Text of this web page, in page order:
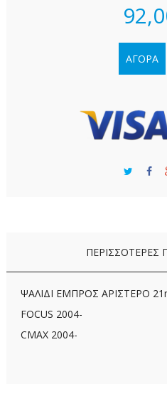
ΑΓΟΡΆ
ΠΕΡΙΣΣΌΤΕΡΕΣ
ΨΑΛΙΔΙ ΕΜΠΡΟΣ ΑΡΙΣΤΕΡΟ
FOCUS 2004-
CMAX 2004-